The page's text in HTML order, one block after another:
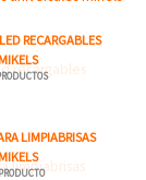
RECARGABLES
LIMPIABRISAS